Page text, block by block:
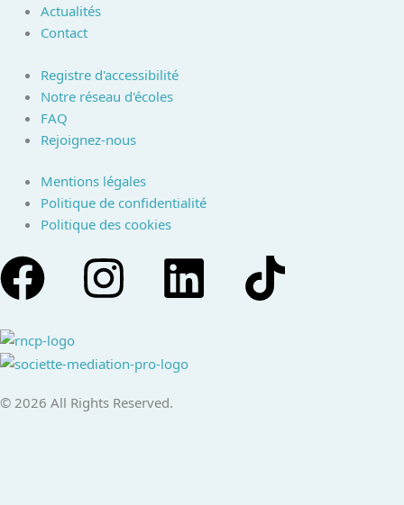
Actualités
Contact
Registre d'accessibilité
Notre réseau d'écoles
FAQ
Rejoignez-nous
Mentions légales
Politique de confidentialité
Politique des cookies
Facebook
Instagram
Linkedin
Tiktok
© 2026 All Rights Reserved.